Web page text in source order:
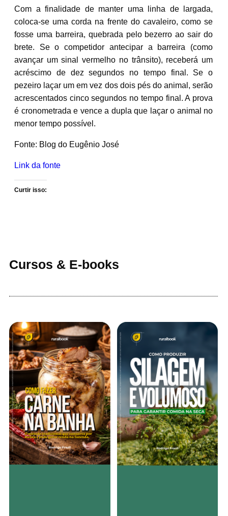
Com a finalidade de manter uma linha de largada,
coloca-se uma corda na frente do cavaleiro, como se
fosse uma barreira, quebrada pelo bezerro ao sair do
brete. Se o competidor antecipar a barreira (como
avançar um sinal vermelho no trânsito), receberá um
acréscimo de dez segundos no tempo final. Se o
pezeiro laçar um em vez dos dois pés do animal, serão
acrescentados cinco segundos no tempo final. A prova
é cronometrada e vence a dupla que laçar o animal no
menor tempo possível.
Fonte: Blog do Eugênio José
Link da fonte
Curtir isso:
Cursos & E-books